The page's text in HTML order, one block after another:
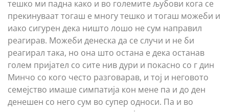
тешко ми падна како и во големите љубови кога се
прекинуваат тогаш е многу тешко и тогаш можеби и
иако сигурен дека ништо лошо не сум направил
реагирав. Можеби денеска да се случи и не би
реагирал така, но она што остана е дека останав
голем пријател со сите нив дури и покасно со г дин
Минчо со кого често разговарав, и тој и неговото
семејство имаше симпатија кон мене па и до ден
денешен со него сум во супер односи. Па и во